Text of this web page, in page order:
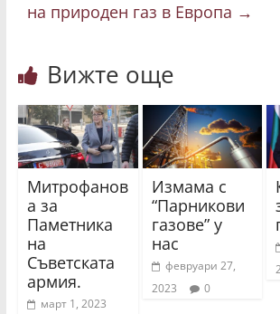
на природен газ в Европа →
Вижте още
Митрофанов
а за
Паметника
на
Съветската
армия.
март 1, 2023
Измама с
“Парникови
газове” у
нас
февруари 27,
2023
0